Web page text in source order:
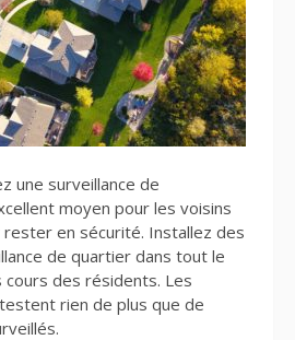
une surveillance de
moyen pour les voisins
rester en sécurité. Installez des
de quartier dans tout le
des résidents. Les
rien de plus que de